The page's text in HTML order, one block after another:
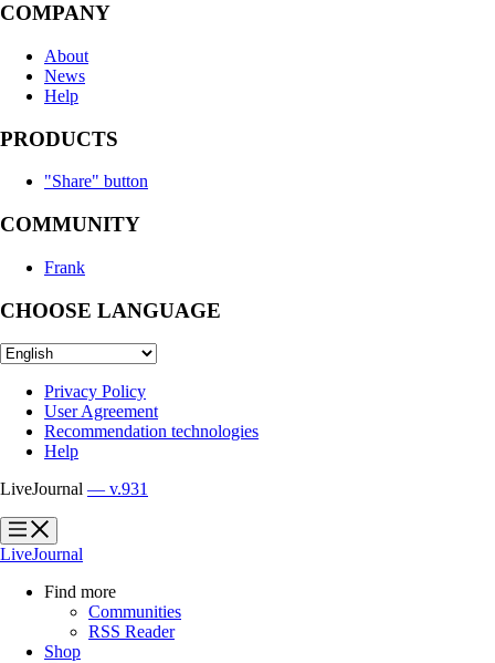
COMPANY
About
News
Help
PRODUCTS
"Share" button
COMMUNITY
Frank
CHOOSE LANGUAGE
Privacy Policy
User Agreement
Recommendation technologies
Help
LiveJournal — v.931
?
?
LiveJournal
Find more
Communities
RSS Reader
Shop